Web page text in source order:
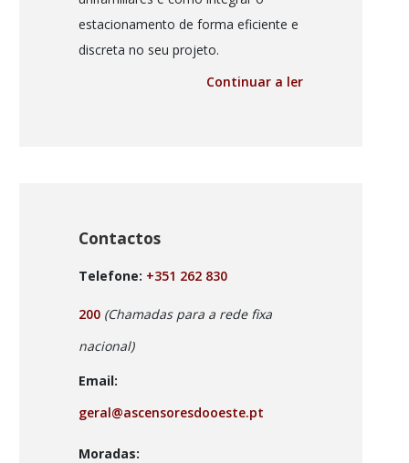
estacionamento de forma eficiente e
discreta no seu projeto.
Continuar a ler
Contactos
Telefone: +351 262 830
200 (Chamadas para a rede fixa
nacional)
Email:
geral@ascensoresdooeste.pt
Moradas: